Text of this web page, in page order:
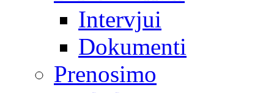
Intervjui
Dokumenti
Prenosimo